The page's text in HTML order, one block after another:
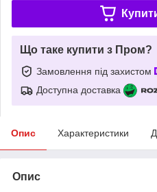
Що таке купити з Пром?
Замовлення під захистом
Доступна доставка
Опис Характеристики
Опис